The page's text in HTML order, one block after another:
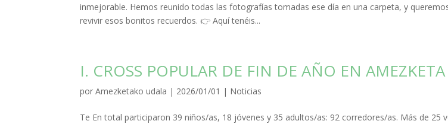
inmejorable. Hemos reunido todas las fotografías tomadas ese día en una carpeta, y
revivir esos bonitos recuerdos. 👉 Aquí tenéis...
I. CROSS POPULAR DE FIN DE AÑO EN AMEZKETA
porAmezketako udala | 2026/01/01 | Noticias
Te En total participaron 39 niños/as, 18 jóvenes y 35 adultos/as: 92 corredores/as. Más de 25